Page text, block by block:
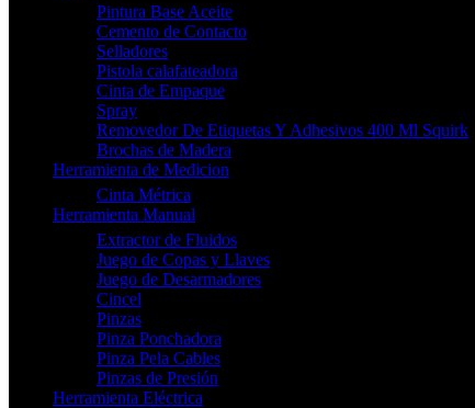
Pintura Base Aceite
Cemento de Contacto
Selladores
Pistola calafateadora
Cinta de Empaque
Spray
Removedor De Etiquetas Y Adhesivos 400 Ml Squirk
Brochas de Madera
Herramienta de Medicion
Cinta Métrica
Herramienta Manual
Extractor de Fluidos
Juego de Copas y Llaves
Juego de Desarmadores
Cincel
Pinzas
Pinza Ponchadora
Pinza Pela Cables
Pinzas de Presión
Herramienta Eléctrica